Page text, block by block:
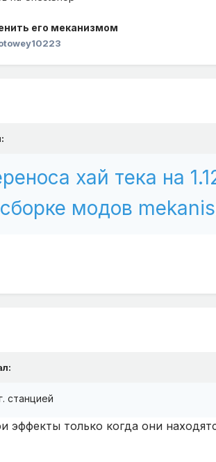
его меканизмом
хай тека на
модов
станцией
эффекты только когда они